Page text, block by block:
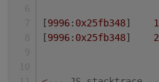
[9996: 0x25fb348]
[9996: 0x25fb348]